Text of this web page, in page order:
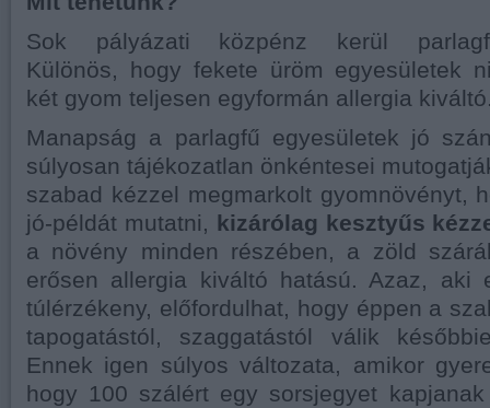
Sok pályázati közpénz kerül
Különös, hogy fekete üröm egyesületek
két gyom teljesen egyformán allergia
Manapság a parlagfű egyesületek jó
súlyosan tájékozatlan önkéntesei
szabad kézzel megmarkolt gyomnövényt,
jó-példát mutatni, kizárólag kesztyűs
a növény minden részében, a zöld
erősen allergia kiváltó hatású. Azaz, aki
túlérzékeny, előfordulhat, hogy éppen a
tapogatástól, szaggatástól válik
Ennek igen súlyos változata, amikor
hogy 100 szálért egy sorsjegyet